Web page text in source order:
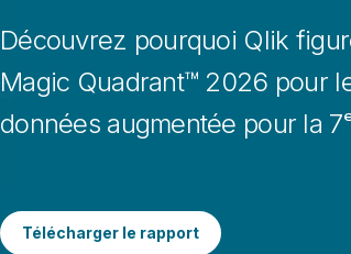
Découvrez pourquoi Qlik
Magic Quadrant™ 2026 pour
données augmentée pour la
Télécharger le rapport